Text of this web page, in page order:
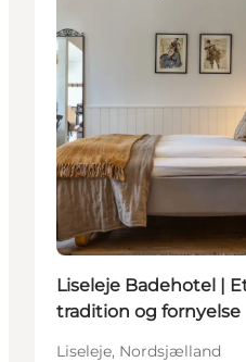
Liseleje Badehotel |
tradition og fornyelse
Liseleje, Nordsjælland